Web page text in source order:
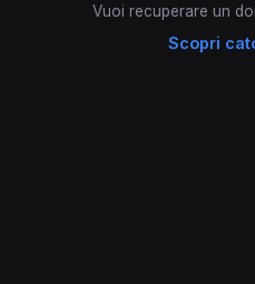
Vuoi recuperare un
Scopri